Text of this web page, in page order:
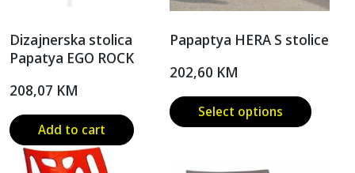
Dizajnerska stolica
Papatya EGO ROCK
208,07 KM
Add to cart
Papaptya HERA S stolice
202,60 KM
Select options